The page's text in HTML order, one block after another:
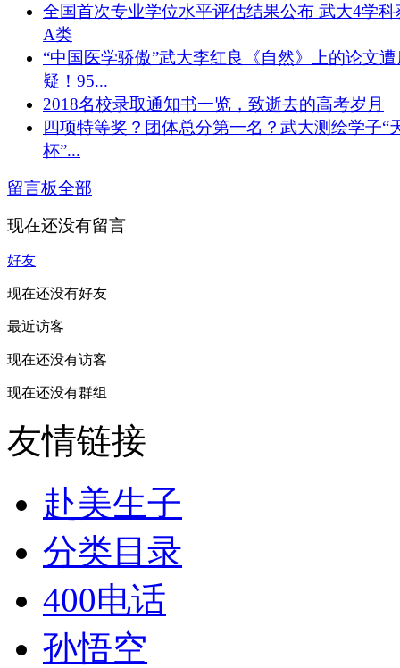
全国首次专业学位水平评估结果公布 武大4学科
A类
“中国医学骄傲”武大李红良《自然》上的论文遭
疑！95...
2018名校录取通知书一览，致逝去的高考岁月
四项特等奖？团体总分第一名？武大测绘学子“
杯”...
留言板全部
现在还没有留言
好友
现在还没有好友
最近访客
现在还没有访客
现在还没有群组
友情链接
赴美生子
分类目录
400电话
孙悟空